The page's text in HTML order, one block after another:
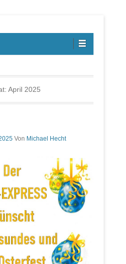
April 2025
Von Michael Hecht